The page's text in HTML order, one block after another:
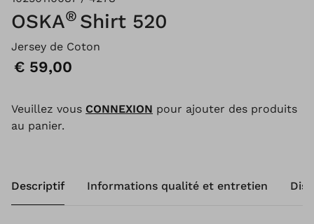
OSKA® Shirt 520
Jersey de Coton
Prix:
€ 59,00
Veuillez vous CONNEXION pour ajouter des produits
au panier.
Descriptif Informations qualité et entretien